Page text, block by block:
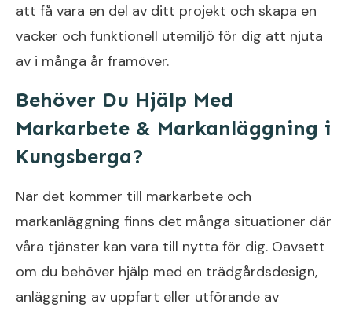
att få vara en del av ditt projekt och skapa en
vacker och funktionell utemiljö för dig att njuta
av i många år framöver.
Behöver Du Hjälp Med
Markarbete & Markanläggning i
Kungsberga?
När det kommer till markarbete och
markanläggning finns det många situationer där
våra tjänster kan vara till nytta för dig. Oavsett
om du behöver hjälp med en trädgårdsdesign,
anläggning av uppfart eller utförande av